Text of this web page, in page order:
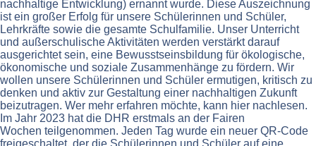
nachhaltige Entwicklung) ernannt wurde. Diese Auszeichnung
ist ein großer Erfolg für unsere Schülerinnen und Schüler,
Lehrkräfte sowie die gesamte Schulfamilie. Unser Unterricht
und außerschulische Aktivitäten werden verstärkt darauf
ausgerichtet sein, eine Bewusstseinsbildung für ökologische,
ökonomische und soziale Zusammenhänge zu fördern. Wir
wollen unsere Schülerinnen und Schüler ermutigen, kritisch zu
denken und aktiv zur Gestaltung einer nachhaltigen Zukunft
beizutragen. Wer mehr erfahren möchte, kann hier nachlesen.
Im Jahr 2023 hat die DHR erstmals an der Fairen
Wochen teilgenommen. Jeden Tag wurde ein neuer QR-Code
freigeschaltet, der die Schülerinnen und Schüler auf eine